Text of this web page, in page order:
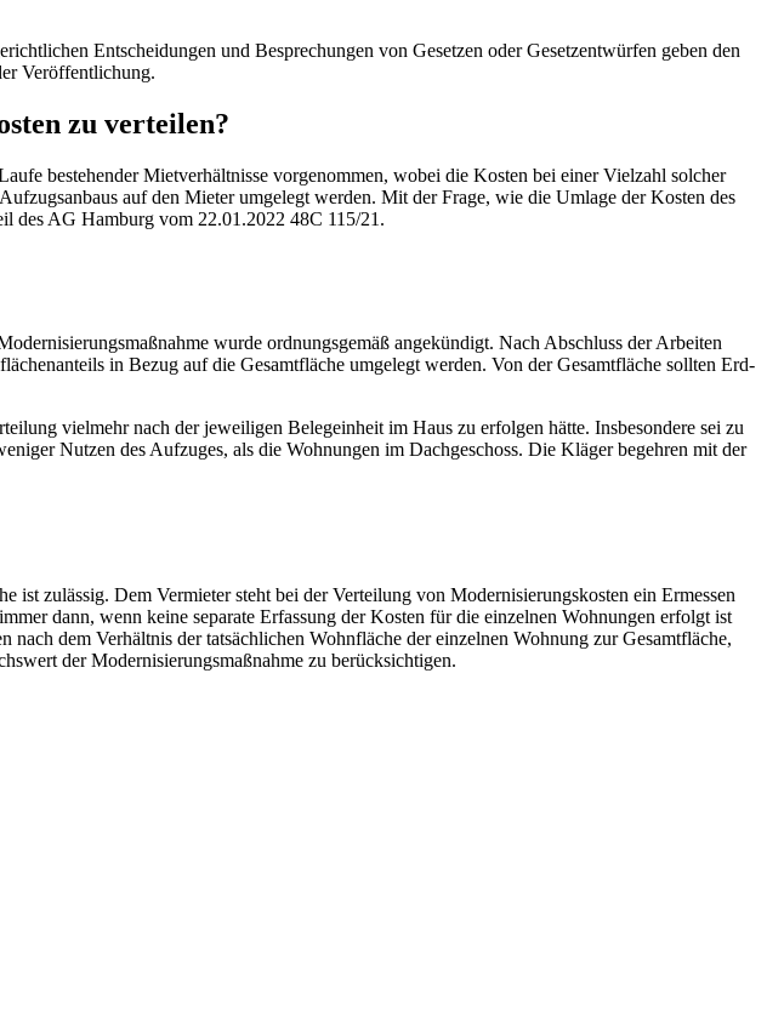
Entscheidungen und Besprechungen von Gesetzen oder Gesetzentwürfen geben den
Veröffentlichung.
zu verteilen?
bestehender Mietverhältnisse vorgenommen, wobei die Kosten bei einer Vielzahl solcher
auf den Mieter umgelegt werden. Mit der Frage, wie die Umlage der Kosten des
des AG Hamburg vom 22.01.2022 48C 115/21.
wurde ordnungsgemäß angekündigt. Nach Abschluss der Arbeiten
in Bezug auf die Gesamtfläche umgelegt werden. Von der Gesamtfläche sollten Erd-
vielmehr nach der jeweiligen Belegeinheit im Haus zu erfolgen hätte. Insbesondere sei zu
Nutzen des Aufzuges, als die Wohnungen im Dachgeschoss. Die Kläger begehren mit der
zulässig. Dem Vermieter steht bei der Verteilung von Modernisierungskosten ein Ermessen
dann, wenn keine separate Erfassung der Kosten für die einzelnen Wohnungen erfolgt ist
dem Verhältnis der tatsächlichen Wohnfläche der einzelnen Wohnung zur Gesamtfläche,
der Modernisierungsmaßnahme zu berücksichtigen.